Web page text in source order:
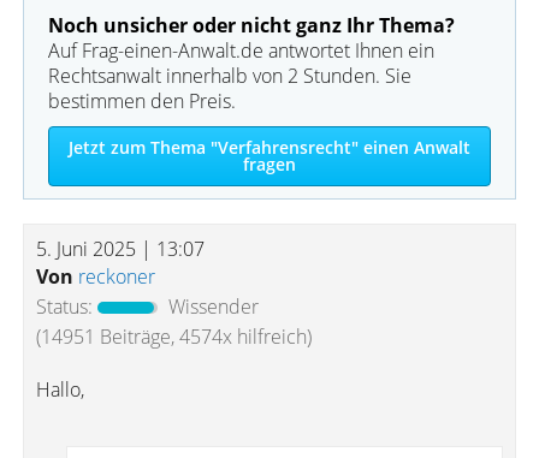
Noch unsicher oder nicht ganz Ihr Thema?
Auf Frag-einen-Anwalt.de antwortet Ihnen ein
Rechtsanwalt innerhalb von 2 Stunden. Sie
bestimmen den Preis.
Jetzt zum Thema "Verfahrensrecht" einen Anwalt
fragen
5. Juni 2025 | 13:07
Von reckoner
Status:
Wissender
(14951 Beiträge, 4574x hilfreich)
Hallo,